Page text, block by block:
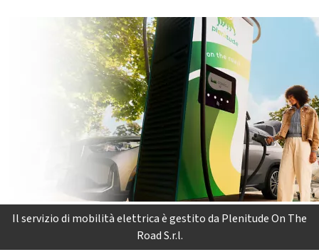
Il servizio di mobilità elettrica è gestito da Plenitude On The
Road S.r.l.